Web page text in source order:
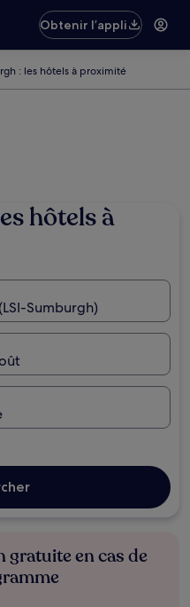
Obtenir l’appli
: les hôtels à proximité
hôtels à
Sumburgh)
gratuite en cas de